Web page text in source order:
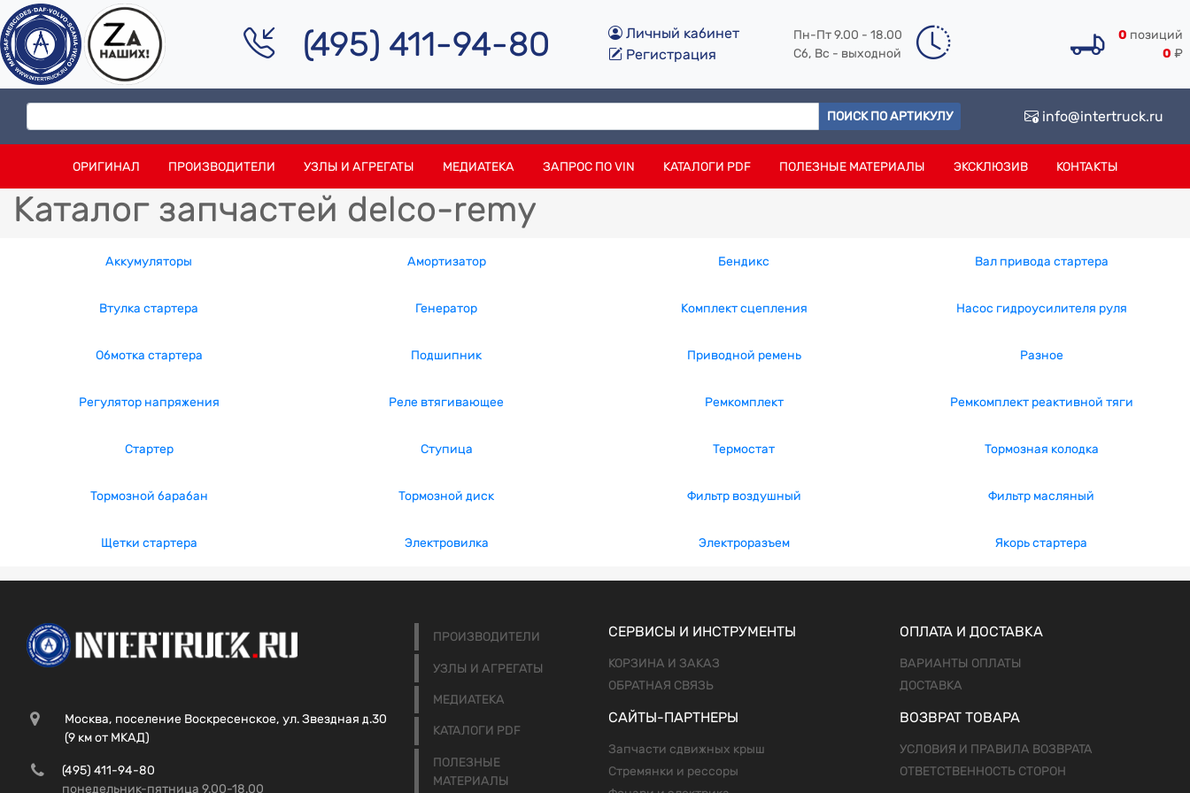
(495) 411-94-80
Личный кабинет
Регистрация
Пн-Пт 9.00 - 18.00
Сб, Вс - выходной
0 позиций
0 ₽
ПОИСК ПО АРТИКУЛУ info@intertruck.ru
ОРИГИНАЛ ПРОИЗВОДИТЕЛИ УЗЛЫ И АГРЕГАТЫ МЕДИАТЕКА ЗАПРОС ПО VIN КАТАЛОГИ PDF ПОЛЕЗНЫЕ МАТЕРИАЛЫ ЭКСКЛЮЗИВ КОНТАКТЫ
Каталог запчастей delco-remy
Аккумуляторы Амортизатор Бендикс Вал привода стартера
Втулка стартера Генератор Комплект сцепления Насос гидроусилителя руля
Обмотка стартера Подшипник Приводной ремень Разное
Регулятор напряжения Реле втягивающее Ремкомплект Ремкомплект реактивной тяги
Стартер Ступица Термостат Тормозная колодка
Тормозной барабан Тормозной диск Фильтр воздушный Фильтр масляный
Щетки стартера Электровилка Электроразъем Якорь стартера
Москва, поселение Воскресенское, ул. Звездная д.30
(9 км от МКАД)
(495) 411-94-80
понедельник-пятница 9.00-18.00
ПРОИЗВОДИТЕЛИ
УЗЛЫ И АГРЕГАТЫ
МЕДИАТЕКА
КАТАЛОГИ PDF
ПОЛЕЗНЫЕ
МАТЕРИАЛЫ
СЕРВИСЫ И ИНСТРУМЕНТЫ
КОРЗИНА И ЗАКАЗ
ОБРАТНАЯ СВЯЗЬ
САЙТЫ-ПАРТНЕРЫ
Запчасти сдвижных крыш
Стремянки и рессоры
ОПЛАТА И ДОСТАВКА
ВАРИАНТЫ ОПЛАТЫ
ДОСТАВКА
ВОЗВРАТ ТОВАРА
УСЛОВИЯ И ПРАВИЛА ВОЗВРАТА
ОТВЕТСТВЕННОСТЬ СТОРОН